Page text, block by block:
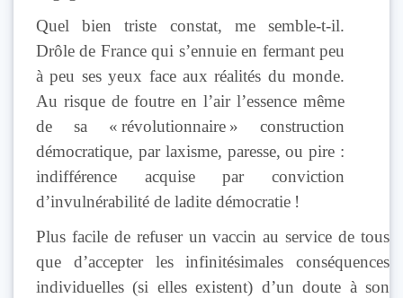
Quel bien triste constat, me semble-t-il.
Drôle de France qui s’ennuie en fermant peu
à peu ses yeux face aux réalités du monde.
Au risque de foutre en l’air l’essence même
de sa « révolutionnaire » construction
démocratique, par laxisme, paresse, ou pire :
indifférence acquise par conviction
d’invulnérabilité de ladite démocratie !
Plus facile de refuser un vaccin au service de tous
que d’accepter les infinitésimales conséquences
individuelles (si elles existent) d’un doute à son